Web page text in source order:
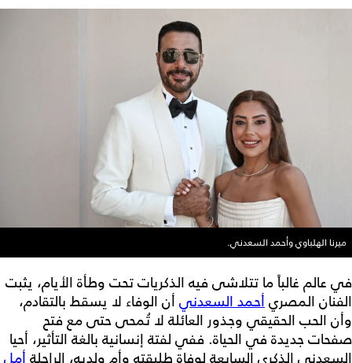
ميرنا الهلباوي وأحمد السعدني.
في عالم غالباً ما تتلاشى فيه الذكريات تحت وطأة الأيام، يثبت
الفنان المصريأحمد السعدني أن الوفاء لا يسقط بالتقادم،
وأن الحب الحقيقي وجذور العائلة لا تُمحى حتى مع فتح
صفحات جديدة في الحياة. ففي لفتة إنسانية بالغة التأثير، أحيا
السعدني الذكرى السابعة لوفاة طليقته وأم ولديه، الراحلة أمل